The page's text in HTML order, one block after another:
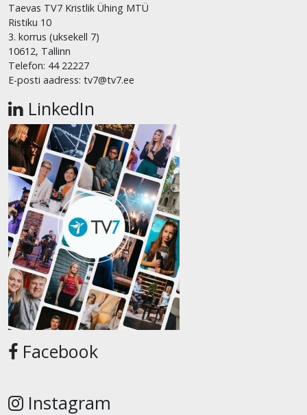
Taevas TV7 Kristlik Ühing MTÜ
Ristiku 10
3. korrus (uksekell 7)
10612, Tallinn
Telefon: 44 22227
E-posti aadress: tv7@tv7.ee
LinkedIn
Facebook
Instagram